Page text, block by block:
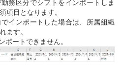
務区分でシフトをインポートしま
項目となります。
でインポートした場合は、所属組織
ます。
ートできません。